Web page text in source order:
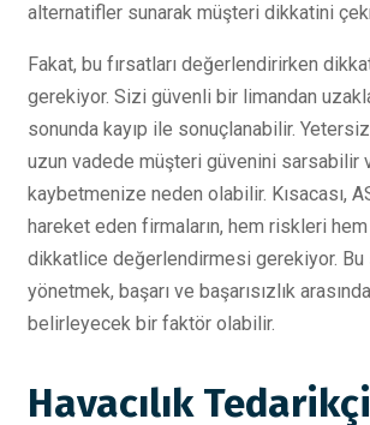
alternatifler sunarak müşteri dikkatini
Fakat, bu fırsatları değerlendirirken
gerekiyor. Sizi güvenli bir limandan
sonunda kayıp ile sonuçlanabilir.
uzun vadede müşteri güvenini sarsabilir
kaybetmenize neden olabilir. Kısacası,
hareket eden firmaların, hem riskleri hem
dikkatlice değerlendirmesi gerekiyor. Bu
yönetmek, başarı ve başarısızlık
belirleyecek bir faktör olabilir.
Havacılık